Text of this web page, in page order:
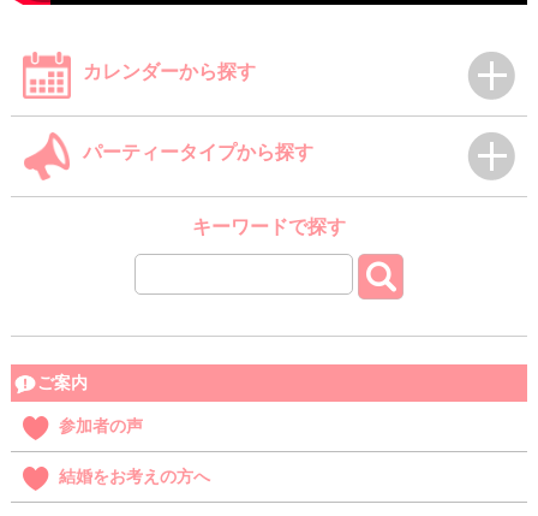
カレンダーから探す
パーティータイプから探す
キーワードで探す
ご案内
参加者の声
結婚をお考えの方へ